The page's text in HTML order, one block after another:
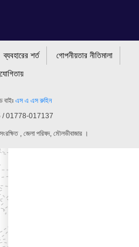
ব্যবহারের শর্ত
গোপনীয়তার নীতিমালা
বাইঃ এস এ এস রুহিন
01778-017137
, জেলা পরিষদ, মৌলভীবাজার ।